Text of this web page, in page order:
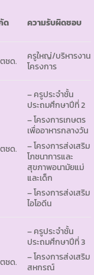
ด ความรับผิดชอบ
ชด.
ครูใหญ่/บริหารงาน
โครงการ
ชด.
– ครูประจำชั้น
ประถมศึกษาปีที่ 2
– โครงการเกษตร
เพื่ออาหารกลางวัน
– โครงการส่งเสริม
โภชนาการและ
สุขภาพอนามัยแม่
และเด็ก
– โครงการส่งเสริม
ไอโอดีน
ชด.
– ครูประจำชั้น
ประถมศึกษาปีที่ 3
– โครงการส่งเสริม
สหกรณ์